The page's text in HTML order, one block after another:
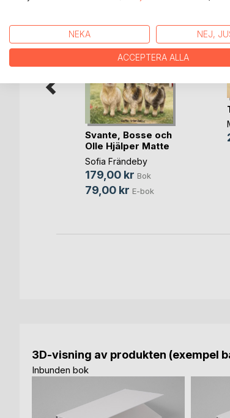
Svante, Bosse och
Olle Hjälper Matte
Sofia Frändeby
179,00 kr Bok
79,00 kr E-bok
3D-visning av produkten (exempel
Inbunden bok
NEKA NEJ,
ACCEPTERA ALLA